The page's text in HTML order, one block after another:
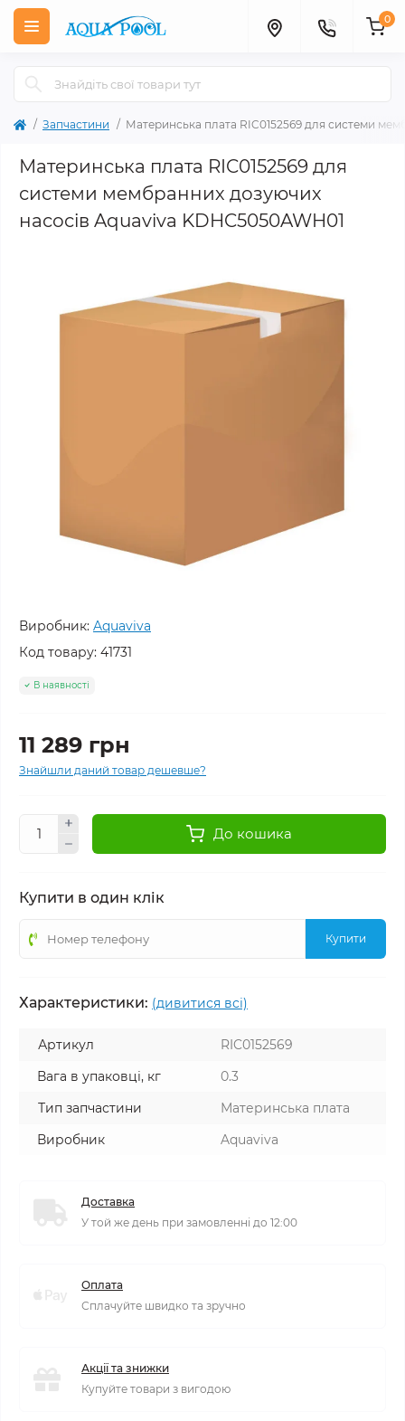
0
Запчастини Материнська плата RIC0152569 для системи
Материнська плата RIC0152569 для
системи мембранних дозуючих
насосів Aquaviva KDHC5050AWH01
Виробник: Aquaviva
Код товару: 41731
В наявності
11 289 грн
Знайшли даний товар дешевше?
До кошика
Купити в один клік
Купити
Характеристики: (дивитися всі)
Артикул
RIC0152569
Вага в упаковці, кг
0.3
Тип запчастини
Материнська плата
Виробник
Aquaviva
Доставка
У той же день при замовленні до 12:00
Оплата
Сплачуйте швидко та зручно
Акції та знижки
Купуйте товари з вигодою